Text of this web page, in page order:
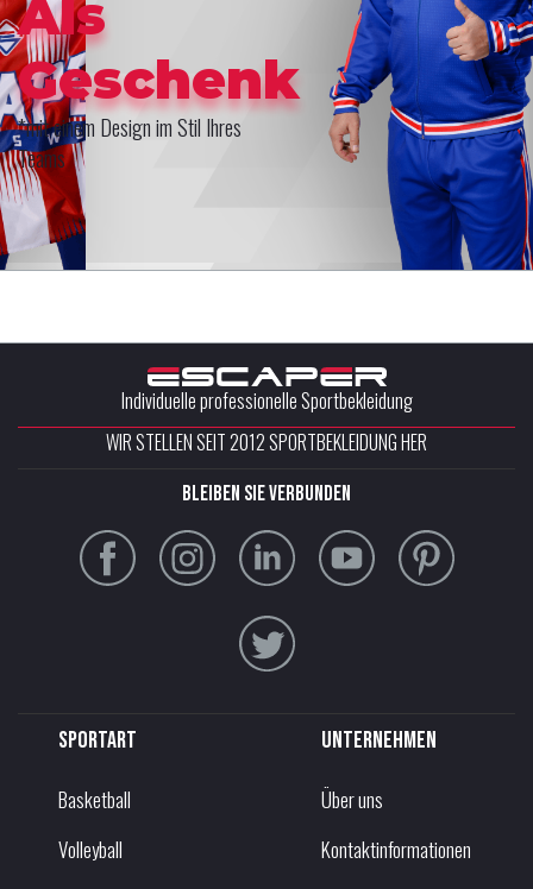
Als
Geschenk
*mit einem Design im Stil Ihres
Teams
Individuelle professionelle Sportbekleidung
WIR STELLEN SEIT 2012 SPORTBEKLEIDUNG HER
Bleiben Sie verbunden
Sportart
Basketball
Volleyball
Unternehmen
Über uns
Kontaktinformationen